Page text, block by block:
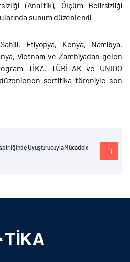
(Analitik), Ölçüm Belirsizliği
sunum düzenlendi
Etiyopya, Kenya, Namibya,
Vietnam ve Zambiya’dan gelen
TİKA, TÜBİTAK ve UNIDO
düzenlenen sertifika töreniyle son
Uyuşturucuyla Mücadele